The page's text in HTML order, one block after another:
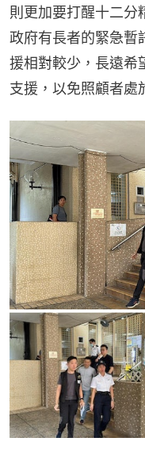
則更加要打醒十二分
政府有長者的緊急暫
援相對較少，長遠希
支援，以免照顧者處